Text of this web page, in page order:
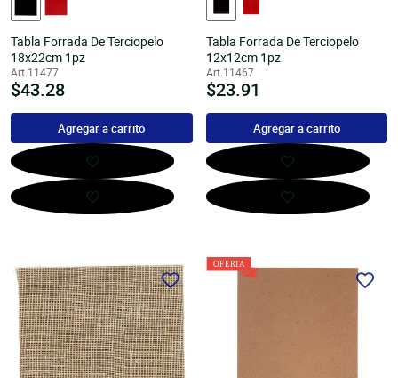
Tabla Forrada De Terciopelo
18x22cm 1pz
Art.11477
Precio
habitual
$43.28
Agregar a carrito
Tabla Forrada De Terciopelo
12x12cm 1pz
Art.11467
Precio
habitual
$23.91
Agregar a carrito